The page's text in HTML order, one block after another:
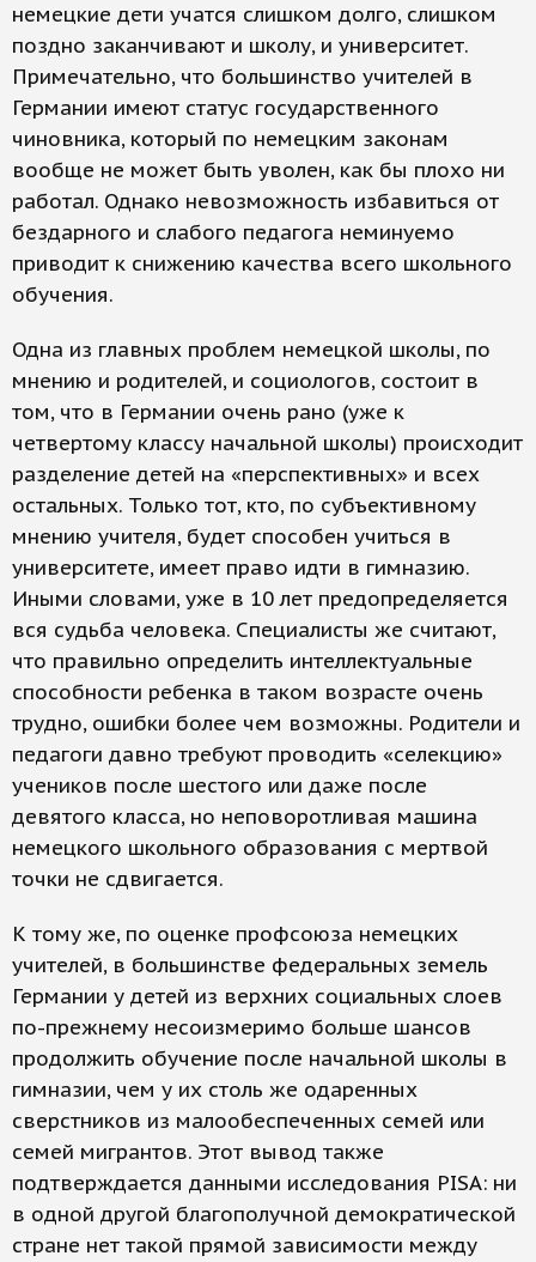
немецкие дети учатся слишком долго, слишком
поздно заканчивают и школу, и университет.
Примечательно, что большинство учителей в
Германии имеют статус государственного
чиновника, который по немецким законам
вообще не может быть уволен, как бы плохо ни
работал. Однако невозможность избавиться от
бездарного и слабого педагога неминуемо
приводит к снижению качества всего школьного
обучения.
Одна из главных проблем немецкой школы, по
мнению и родителей, и социологов, состоит в
том, что в Германии очень рано (уже к
четвертому классу начальной школы) происходит
разделение детей на «перспективных» и всех
остальных. Только тот, кто, по субъективному
мнению учителя, будет способен учиться в
университете, имеет право идти в гимназию.
Иными словами, уже в 10 лет предопределяется
вся судьба человека. Специалисты же считают,
что правильно определить интеллектуальные
способности ребенка в таком возрасте очень
трудно, ошибки более чем возможны. Родители и
педагоги давно требуют проводить «селекцию»
учеников после шестого или даже после
девятого класса, но неповоротливая машина
немецкого школьного образования с мертвой
точки не сдвигается.
К тому же, по оценке профсоюза немецких
учителей, в большинстве федеральных земель
Германии у детей из верхних социальных слоев
по-прежнему несоизмеримо больше шансов
продолжить обучение после начальной школы в
гимназии, чем у их столь же одаренных
сверстников из малообеспеченных семей или
семей мигрантов. Этот вывод также
подтверждается данными исследования PISA: ни
в одной другой благополучной демократической
стране нет такой прямой зависимости между